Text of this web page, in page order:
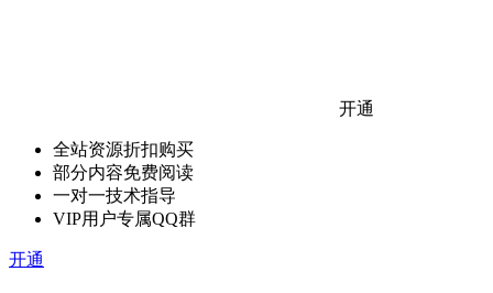
开通
全站资源折扣购买
部分内容免费阅读
一对一技术指导
VIP用户专属QQ群
开通